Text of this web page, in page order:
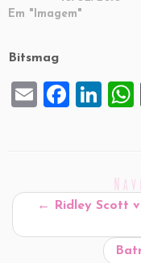
Em "Imagem"
Bitsmag
E
F
b
Li
e
dI
←
Ridley Scott